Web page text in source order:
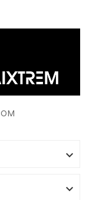

